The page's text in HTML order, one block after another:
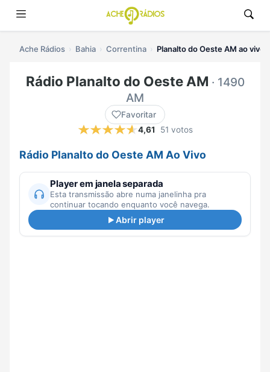
Ache Rádios Bahia Correntina Planalto do Oeste AM ao vivo
Rádio Planalto do Oeste AM · 1490
AM
Favoritar
4,61
51 votos
Rádio Planalto do Oeste AM Ao Vivo
Player em janela separada
Esta transmissão abre numa janelinha pra
continuar tocando enquanto você navega.
Abrir player